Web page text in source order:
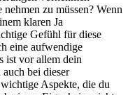
zu müssen? Wenn
klaren Ja
Gefühl für diese
eine aufwendige
ist vor allem dein
bei dieser
Aspekte, die du